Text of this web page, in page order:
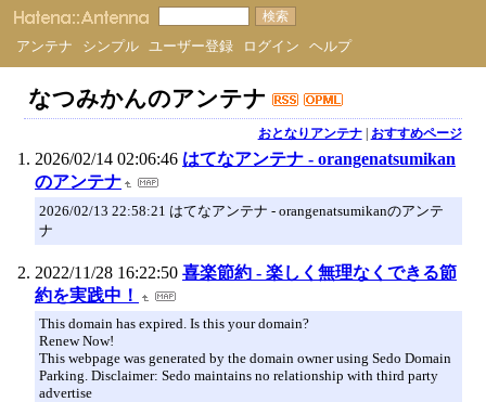
アンテナ シンプル ユーザー登録 ログイン ヘルプ
なつみかんのアンテナ
おとなりアンテナ| おすすめページ
2026/02/14 02:06:46 はてなアンテナ - orangenatsumikan
のアンテナ
2026/02/13 22:58:21 はてなアンテナ - orangenatsumikanのアンテ
ナ
2022/11/28 16:22:50 喜楽節約 - 楽しく無理なくできる節
約を実践中！
This domain has expired. Is this your domain?
Renew Now!
This webpage was generated by the domain owner using Sedo Domain
Parking. Disclaimer: Sedo maintains no relationship with third party
advertise